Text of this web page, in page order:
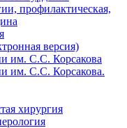
профилактическая,
версия)
им. С.С. Корсакова
им. С.С. Корсакова.
хирургия